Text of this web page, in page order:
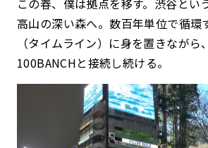
この春、僕は拠点を移す。 渋谷とい
高山の深い森へ。数百年単位で循環
（タイムライン）に身を置きながら
100BANCHと接続し続ける。